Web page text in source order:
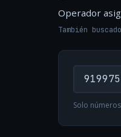
Operador
También
Solo